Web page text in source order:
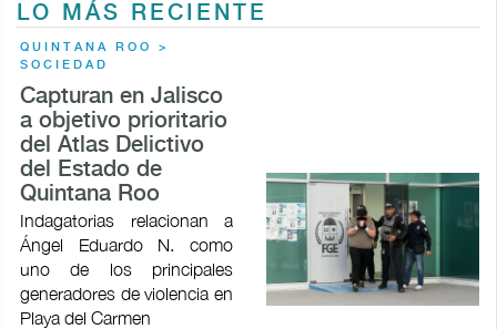
LO MÁS RECIENTE
QUINTANA ROO >
SOCIEDAD
Capturan en Jalisco
a objetivo prioritario
del Atlas Delictivo
del Estado de
Quintana Roo
Indagatorias relacionan a
Ángel Eduardo N. como
uno de los principales
generadores de violencia en
Playa del Carmen